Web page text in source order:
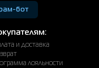
и
конструкция
стопы и комфорт на
обувь Radder?
бот
и доставка
лояльности